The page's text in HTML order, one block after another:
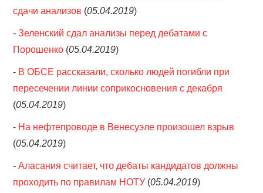
сдачи анализов (05.04.2019)
-Зеленский сдал анализы перед дебатами с
Порошенко (05.04.2019)
- В ОБСЕ рассказали, сколько людей погибли при
пересечении линии соприкосновения с декабря
(05.04.2019)
- На нефтепроводе в Венесуэле произошел взрыв
(05.04.2019)
-Аласания считает, что дебаты кандидатов должны
проходить по правилам НОТУ (05.04.2019)